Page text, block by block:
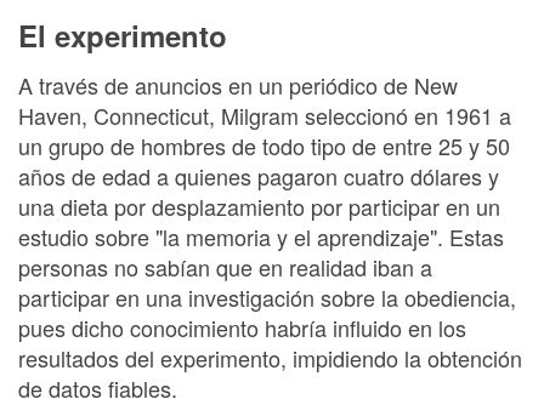
El experimento
A través de anuncios en un periódico de New
Haven, Connecticut, Milgram seleccionó en 1961 a
un grupo de hombres de todo tipo de entre 25 y 50
años de edad a quienes pagaron cuatro dólares y
una dieta por desplazamiento por participar en un
estudio sobre "la memoria y el aprendizaje". Estas
personas no sabían que en realidad iban a
participar en una investigación sobre la obediencia,
pues dicho conocimiento habría influido en los
resultados del experimento, impidiendo la obtención
de datos fiables.